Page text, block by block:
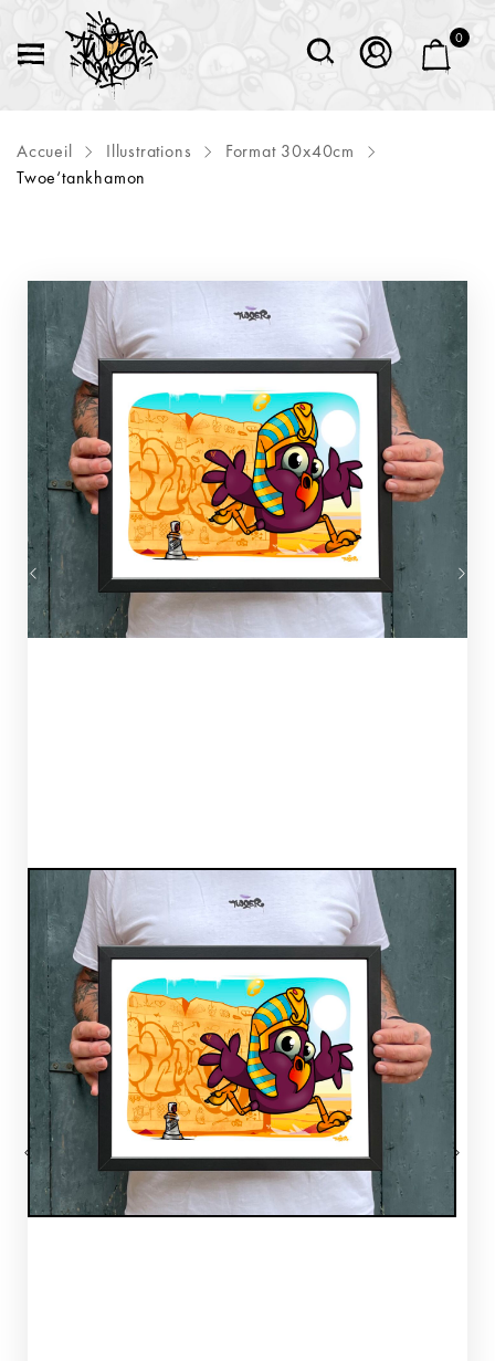
0
Accueil Illustrations
Format 30x40cm
Twoe‘tankhamon